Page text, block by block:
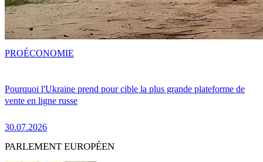
Pourquoi l'Ukraine prend pour cible la plus grande plateforme de
vente en ligne russe
30.07.2026
PROÉCONOMIE
PARLEMENT EUROPÉEN